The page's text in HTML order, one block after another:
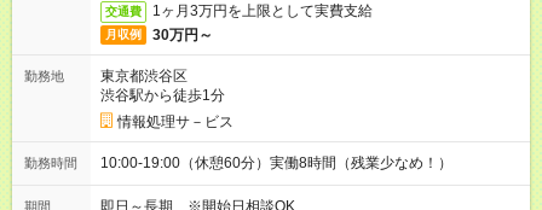
交通費 1ヶ月3万円を上限として実費支給
月収例 30万円～
勤務地
東京都渋谷区
渋谷駅から徒歩1分
情報処理サ－ビス
勤務時間 10:00-19:00（休憩60分）実働8時間（残業少なめ！）
期間 即日～長期 ※開始日相談OK